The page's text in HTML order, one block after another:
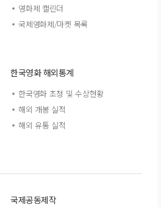
영화제 캘린더
국제영화제/마켓 목록
한국영화 해외통계
한국영화 초청 및 수상현황
해외 개봉 실적
해외 유통 실적
국제공동제작